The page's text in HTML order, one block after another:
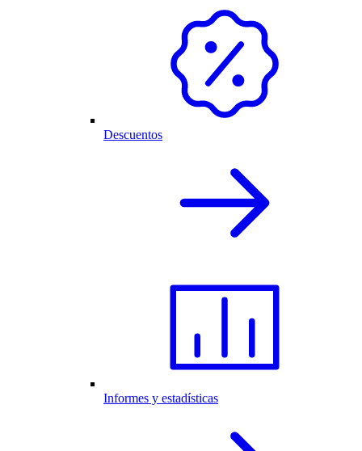
Descuentos
Informes y estadísticas